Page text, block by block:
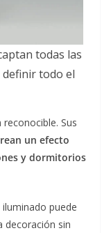
todas las
definir todo el
Sus
un efecto
y dormitorios
puede
decoración sin